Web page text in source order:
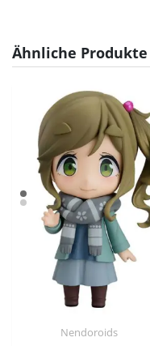
Ähnliche Produkte
Nendoroids